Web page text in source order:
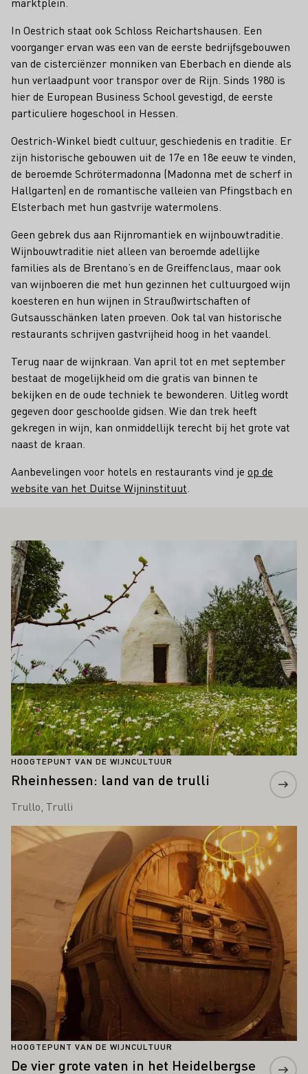
In Oestrich staat ook Schloss Reichartshausen. Een
voorganger ervan was een van de eerste bedrijfsgebouwen
van de cisterciënzer monniken van Eberbach en diende als
hun verlaadpunt voor transpor over de Rijn. Sinds 1980 is
hier de European Business School gevestigd, de eerste
particuliere hogeschool in Hessen.
Oestrich-Winkel biedt cultuur, geschiedenis en traditie. Er
zijn historische gebouwen uit de 17e en 18e eeuw te vinden,
de beroemde Schrötermadonna (Madonna met de scherf in
Hallgarten) en de romantische valleien van Pfingstbach en
Elsterbach met hun gastvrije watermolens.
Geen gebrek dus aan Rijnromantiek en wijnbouwtraditie.
Wijnbouwtraditie niet alleen van beroemde adellijke
families als de Brentano’s en de Greiffenclaus, maar ook
van wijnboeren die met hun gezinnen het cultuurgoed wijn
koesteren en hun wijnen in Straußwirtschaften of
Gutsausschänken laten proeven. Ook tal van historische
restaurants schrijven gastvrijheid hoog in het vaandel.
Terug naar de wijnkraan. Van april tot en met september
bestaat de mogelijkheid om die gratis van binnen te
bekijken en de oude techniek te bewonderen. Uitleg wordt
gegeven door geschoolde gidsen. Wie dan trek heeft
gekregen in wijn, kan onmiddellijk terecht bij het grote vat
naast de kraan.
Aanbevelingen voor hotels en restaurants vind je op de
website van het Duitse Wijninstituut
INTERESSEREN
HOOGTEPUNT VAN DE WIJNCULTUUR
Rheinhessen: land van de trulli
Trullo, Trulli
Meer informatie
HOOGTEPUNT VAN DE WIJNCULTUUR
De vier grote vaten in het Heidelbergse
Meer informatie